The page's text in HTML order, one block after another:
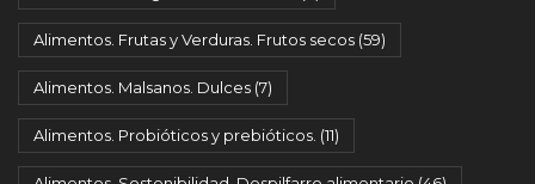
Alimentos. Frutas y Verduras. Frutos secos (59)
Alimentos. Malsanos. Dulces (7)
Alimentos. Probióticos y prebióticos. (11)